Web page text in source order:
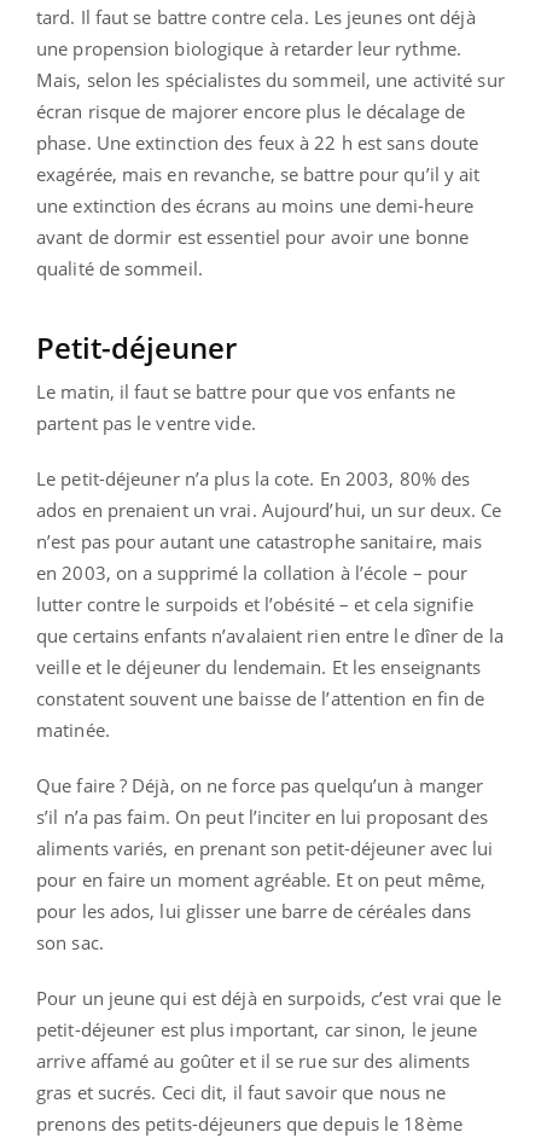
tard. Il faut se battre contre cela. Les jeunes ont déjà
une propension biologique à retarder leur rythme.
Mais, selon les spécialistes du sommeil, une activité sur
écran risque de majorer encore plus le décalage de
phase. Une extinction des feux à 22 h est sans doute
exagérée, mais en revanche, se battre pour qu’il y ait
une extinction des écrans au moins une demi-heure
avant de dormir est essentiel pour avoir une bonne
qualité de sommeil.
Petit-déjeuner
Le matin, il faut se battre pour que vos enfants ne
partent pas le ventre vide.
Le petit-déjeuner n’a plus la cote. En 2003, 80% des
ados en prenaient un vrai. Aujourd’hui, un sur deux. Ce
n’est pas pour autant une catastrophe sanitaire, mais
en 2003, on a supprimé la collation à l’école – pour
lutter contre le surpoids et l’obésité – et cela signifie
que certains enfants n’avalaient rien entre le dîner de la
veille et le déjeuner du lendemain. Et les enseignants
constatent souvent une baisse de l’attention en fin de
matinée.
Que faire ? Déjà, on ne force pas quelqu’un à manger
s’il n’a pas faim. On peut l’inciter en lui proposant des
aliments variés, en prenant son petit-déjeuner avec lui
pour en faire un moment agréable. Et on peut même,
pour les ados, lui glisser une barre de céréales dans
son sac.
Pour un jeune qui est déjà en surpoids, c’est vrai que le
petit-déjeuner est plus important, car sinon, le jeune
arrive affamé au goûter et il se rue sur des aliments
gras et sucrés. Ceci dit, il faut savoir que nous ne
prenons des petits-déjeuners que depuis le 18ème